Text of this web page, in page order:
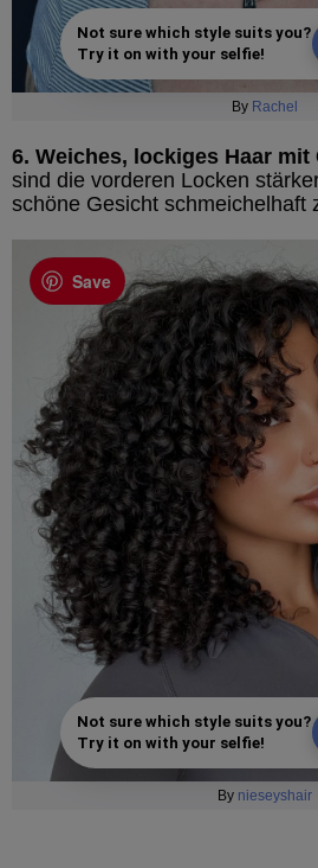
Not sure which style suits you?
Try it on with your selfie!
By Rachel
6. Weiches, lockiges Haar mit
sind die vorderen Locken
schöne Gesicht schmeichelhaft
Save
Not sure which style suits you?
Try it on with your selfie!
By nieseyshair